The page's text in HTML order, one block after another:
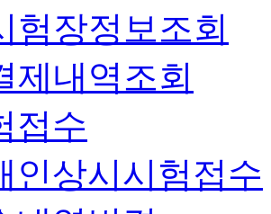
험장정보조회
제내역조회
접수
인상시시험접수